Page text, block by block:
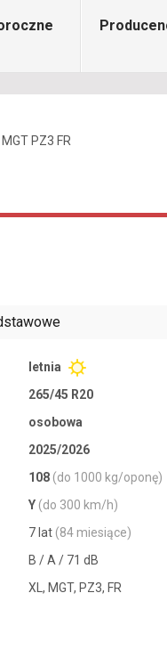
PZ3 FR
letnia
265/45 R20
osobowa
2025/2026
108 (do 1000 kg/oponę)
Y (do 300 km/h)
7 lat (84 miesiące)
B / A / 71 dB
XL, MGT, PZ3, FR